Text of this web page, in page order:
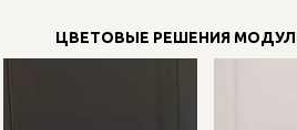
ЦВЕТОВЫЕ РЕШЕНИЯ